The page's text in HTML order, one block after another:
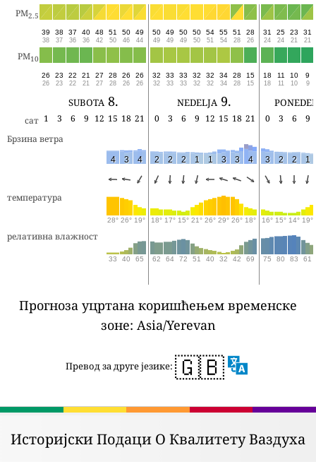
PM2.5
39
38
38
37
37
36
40
36
48
42
51
50
50
46
49
44
50
49
49
49
50
49
50
50
54
51
55
54
51
28
28
26
31
24
25
24
23
21
31
21
PM10
26
26
23
23
22
22
21
21
27
27
28
28
26
26
26
26
32
32
33
33
33
33
32
32
32
32
34
34
28
28
15
15
18
18
11
11
10
10
9
9
subota 8. nedelja 9.
сат 1 3 6 9 12 15 18 21 0 3 6 9 12 15 18 21 0 3 6
9
Брзина ветра
4 3 4 2 2 2 1 1 3 3 4 3 2 2 1
температура
28° 26° 19° 18° 17° 15° 21° 26° 29° 26° 18° 16° 15° 14° 19°
релативна влажност
33 40 65 62 64 72 51 40 32 42 69 75 80 83 61
Прогноза уцртана коришћењем временске
зоне: Asia/Yerevan
Превод за друге језике: 🇬🇧
Историјски Подаци О Квалитету Ваздуха